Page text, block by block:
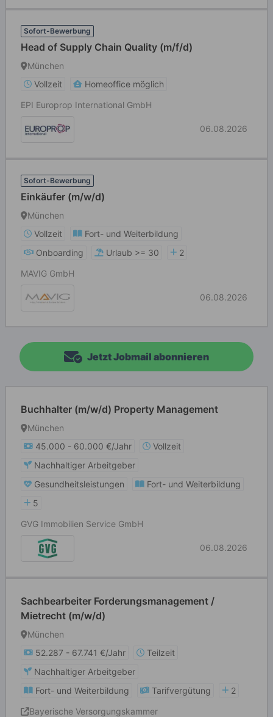
Sofort-Bewerbung
Head of Supply Chain Quality (m/f/d)
München
Vollzeit
Homeoffice möglich
EPI Europrop International GmbH
06.08.2026
Sofort-Bewerbung
Einkäufer (m/w/d)
München
Vollzeit
Fort- und Weiterbildung
Onboarding
Urlaub >= 30
2
MAVIG GmbH
06.08.2026
Jetzt Jobmail abonnieren
Buchhalter (m/w/d) Property Management
München
45.000 - 60.000 €/Jahr
Vollzeit
Nachhaltiger Arbeitgeber
Gesundheitsleistungen
Fort- und Weiterbildung
5
GVG Immobilien Service GmbH
06.08.2026
Sachbearbeiter Forderungsmanagement /
Mietrecht (m/w/d)
München
52.287 - 67.741 €/Jahr
Teilzeit
Nachhaltiger Arbeitgeber
Fort- und Weiterbildung
Tarifvergütung
2
Bayerische Versorgungskammer